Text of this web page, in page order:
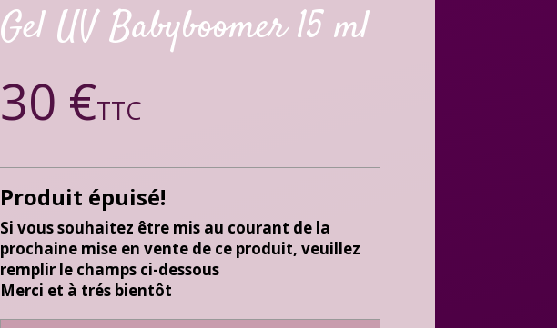
Gel UV Babyboomer 15 ml
30 €TTC
Produit épuisé!
Si vous souhaitez être mis au courant de la
prochaine mise en vente de ce produit, veuillez
remplir le champs ci-dessous
Merci et à trés bientôt